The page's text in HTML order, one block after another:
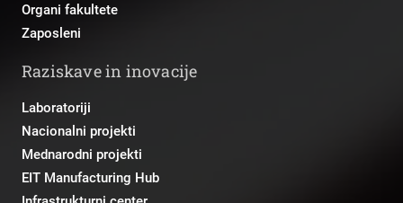
Organi fakultete
Zaposleni
Raziskave in inovacije
Laboratoriji
Nacionalni projekti
Mednarodni projekti
EIT Manufacturing Hub